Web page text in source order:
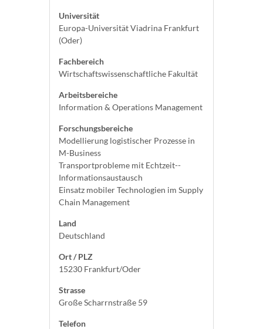
Universität
Europa-Universität Viadrina Frankfurt
(Oder)
Fachbereich
Wirtschaftswissenschaftliche Fakultät
Arbeitsbereiche
Information & Operations Management
Forschungsbereiche
Modellierung logistischer Prozesse in
M-Business
Transportprobleme mit Echtzeit--
Informationsaustausch
Einsatz mobiler Technologien im Supply
Chain Management
Land
Deutschland
Ort / PLZ
15230 Frankfurt/Oder
Strasse
Große Scharrnstraße 59
Telefon